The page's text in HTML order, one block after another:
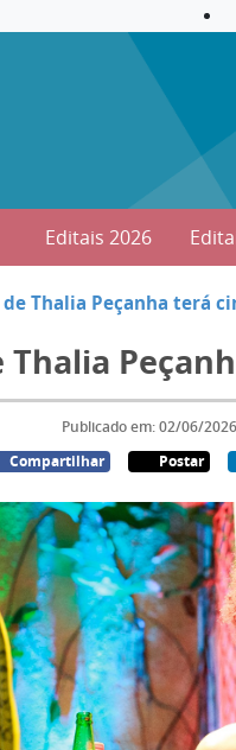
Editais 2026
Thalia Peçanha terá
Publicado em: 02/06/
Compartilhar
Postar